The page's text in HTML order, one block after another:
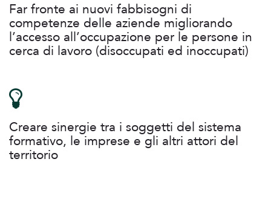
Far fronte ai nuovi fabbisogni di
competenze delle aziende migliorando
l’accesso all’occupazione per le persone in
cerca di lavoro (disoccupati ed inoccupati)
Creare sinergie tra i soggetti del sistema
formativo, le imprese e gli altri attori del
territorio